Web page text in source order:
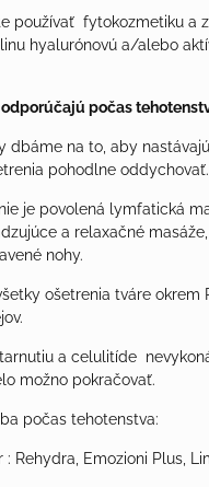
používať fytokozmetiku a
hyalurónovú a/alebo
počas
dbáme na to, aby
pohodlne oddychovať.
je povolená lymfatická
a relaxačné
nohy.
ošetrenia tváre okrem
a celulitíde
možno pokračovať.
počas tehotenstva:
Rehydra, Emozioni Plus,